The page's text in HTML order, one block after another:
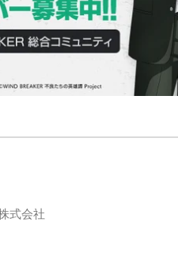
式会社